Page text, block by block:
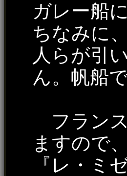
ガレー船
ちなみに
人らが引
ん。帆船で
フランス
ますので、
『レ・ミ